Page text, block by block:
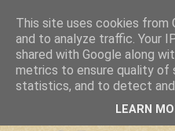
This site uses cookies from
and to analyze traffic. Your
shared with Google along
metrics to ensure quality of
statistics, and to detect and
LEARN